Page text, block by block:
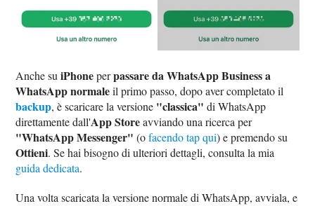
Anche suiPhoneperpassare da WhatsApp Business a
WhatsApp normaleil primo passo, dopo aver completato il
backup, è scaricare la versione "classica" di WhatsApp
direttamente dall'App Storeavviando una ricerca per
"WhatsApp Messenger" (ofacendo tap qui) e premendo su
Ottieni. Se hai bisogno di ulteriori dettagli, consulta la mia
guida dedicata.
Una volta scaricata la versione normale di WhatsApp, avviala, e